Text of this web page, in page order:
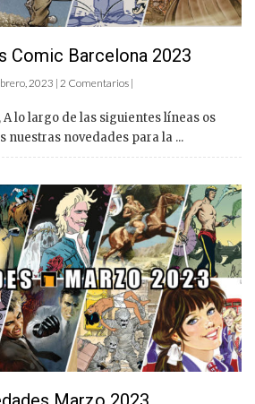
Comic Barcelona 2023
2023 | 2 Comentarios |
lo largo de las siguientes líneas os
nuestras novedades para la ...